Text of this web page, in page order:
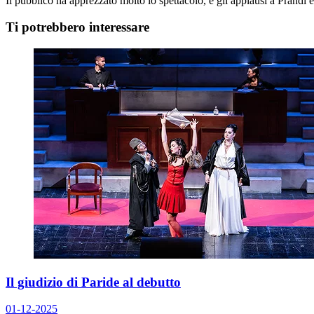
Ti potrebbero interessare
Il giudizio di Paride al debutto
01-12-2025